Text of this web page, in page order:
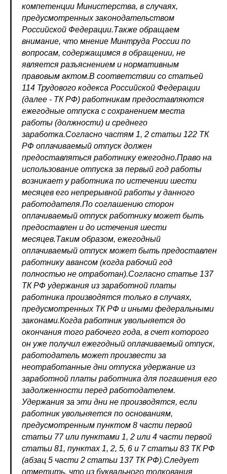
компетенции Министерства, в случаях,
предусмотренных законодательством
Российской Федерации.Также обращаем
внимание, что мнение Минтруда России по
вопросам, содержащимся в обращении, не
является разъяснением и нормативным
правовым актом.В соответствии со статьей
114 Трудового кодекса Российской Федерации
(далее - ТК РФ) работникам предоставляются
ежегодные отпуска с сохранением места
работы (должности) и среднего
заработка.Согласно частям 1, 2 статьи 122 ТК
РФ оплачиваемый отпуск должен
предоставляться работнику ежегодно.Право на
использование отпуска за первый год работы
возникает у работника по истечении шести
месяцев его непрерывной работы у данного
работодателя.По соглашению сторон
оплачиваемый отпуск работнику может быть
предоставлен и до истечения шести
месяцев.Таким образом, ежегодный
оплачиваемый отпуск может быть предоставлен
работнику авансом (когда рабочий год
полностью не отработан).Согласно статье 137
ТК РФ удержания из заработной платы
работника производятся только в случаях,
предусмотренных ТК РФ и иными федеральными
законами.Когда работник увольняется до
окончания того рабочего года, в счет которого
он уже получил ежегодный оплачиваемый отпуск,
работодатель может произвести за
неотработанные дни отпуска удержание из
заработной платы работника для погашения его
задолженности перед работодателем.
Удержания за эти дни не производятся, если
работник увольняется по основаниям,
предусмотренным пунктом 8 части первой
статьи 77 или пунктами 1, 2 или 4 части первой
статьи 81, пунктах 1, 2, 5, 6 и 7 статьи 83 ТК РФ
(абзац 5 части 2 статьи 137 ТК РФ).Следует
отметить, что из буквального толкования